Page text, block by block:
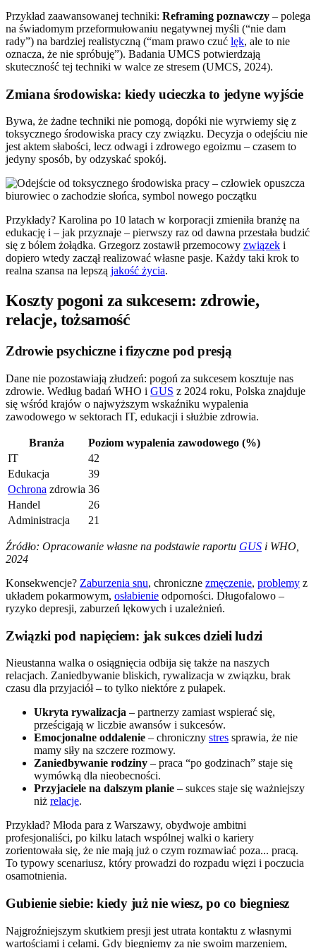
Przykład zaawansowanej techniki: Reframing poznawczy – polega
na świadomym przeformułowaniu negatywnej myśli (“nie dam
rady”) na bardziej realistyczną (“mam prawo czuć lęk, ale to nie
oznacza, że nie spróbuję”). Badania UMCS potwierdzają
skuteczność tej techniki w walce ze stresem (UMCS, 2024).
Zmiana środowiska: kiedy ucieczka to jedyne wyjście
Bywa, że żadne techniki nie pomogą, dopóki nie wyrwiemy się z
toksycznego środowiska pracy czy związku. Decyzja o odejściu nie
jest aktem słabości, lecz odwagi i zdrowego egoizmu – czasem to
jedyny sposób, by odzyskać spokój.
Przykłady? Karolina po 10 latach w korporacji zmieniła branżę na
edukację i – jak przyznaje – pierwszy raz od dawna przestała budzić
się z bólem żołądka. Grzegorz zostawił przemocowy związek i
dopiero wtedy zaczął realizować własne pasje. Każdy taki krok to
realna szansa na lepszą jakość życia.
Koszty pogoni za sukcesem: zdrowie,
relacje, tożsamość
Zdrowie psychiczne i fizyczne pod presją
Dane nie pozostawiają złudzeń: pogoń za sukcesem kosztuje nas
zdrowie. Według badań WHO i GUS z 2024 roku, Polska znajduje
się wśród krajów o najwyższym wskaźniku wypalenia
zawodowego w sektorach IT, edukacji i służbie zdrowia.
Branża
Poziom wypalenia zawodowego (%)
IT
42
Edukacja
39
Ochrona zdrowia 36
Handel
26
Administracja
21
Źródło: Opracowanie własne na podstawie raportu GUS i WHO,
2024
Konsekwencje? Zaburzenia snu, chroniczne zmęczenie, problemy z
układem pokarmowym, osłabienie odporności. Długofalowo –
ryzyko depresji, zaburzeń lękowych i uzależnień.
Związki pod napięciem: jak sukces dzieli ludzi
Nieustanna walka o osiągnięcia odbija się także na naszych
relacjach. Zaniedbywanie bliskich, rywalizacja w związku, brak
czasu dla przyjaciół – to tylko niektóre z pułapek.
Ukryta rywalizacja – partnerzy zamiast wspierać się,
prześcigają w liczbie awansów i sukcesów.
Emocjonalne oddalenie – chroniczny stres sprawia, że nie
mamy siły na szczere rozmowy.
Zaniedbywanie rodziny – praca “po godzinach” staje się
wymówką dla nieobecności.
Przyjaciele na dalszym planie – sukces staje się ważniejszy
niż relacje.
Przykład? Młoda para z Warszawy, obydwoje ambitni
profesjonaliści, po kilku latach wspólnej walki o kariery
zorientowała się, że nie mają już o czym rozmawiać poza... pracą.
To typowy scenariusz, który prowadzi do rozpadu więzi i poczucia
osamotnienia.
Gubienie siebie: kiedy już nie wiesz, po co biegniesz
Najgroźniejszym skutkiem presji jest utrata kontaktu z własnymi
wartościami i celami. Gdy biegniemy za nie swoim marzeniem,